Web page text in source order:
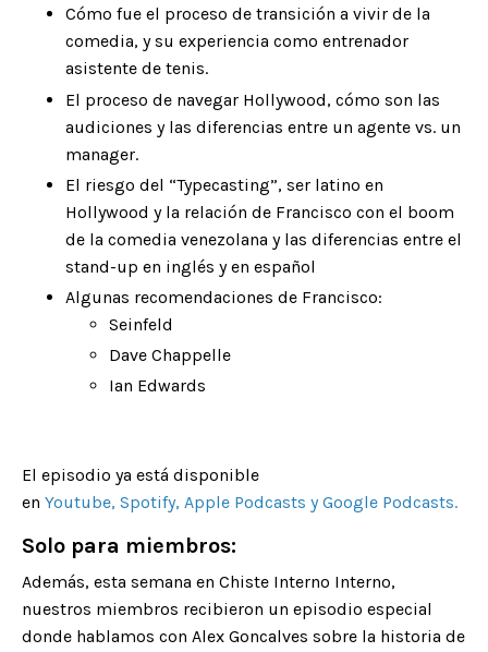
Cómo fue el proceso de transición a vivir de la
comedia, y su experiencia como entrenador
asistente de tenis.
El proceso de navegar Hollywood, cómo son las
audiciones y las diferencias entre un agente vs. un
manager.
El riesgo del “Typecasting”, ser latino en
Hollywood y la relación de Francisco con el boom
de la comedia venezolana y las diferencias entre el
stand-up en inglés y en español
Algunas recomendaciones de Francisco:
Seinfeld
Dave Chappelle
Ian Edwards
El episodio ya está disponible
en Youtube, Spotify, Apple Podcasts yGoogle Podcasts.
Solo para miembros:
Además, esta semana en Chiste Interno Interno,
nuestros miembros recibieron un episodio especial
donde hablamos con Alex Goncalves sobre la historia de